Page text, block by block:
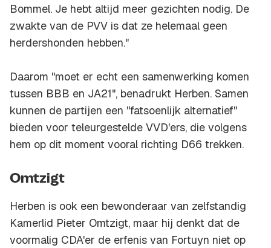
Bommel. Je hebt altijd meer gezichten nodig. De
zwakte van de PVV is dat ze helemaal geen
herdershonden hebben."
Daarom "moet er echt een samenwerking komen
tussen BBB en JA21", benadrukt Herben. Samen
kunnen de partijen een "fatsoenlijk alternatief"
bieden voor teleurgestelde VVD'ers, die volgens
hem op dit moment vooral richting D66 trekken.
Omtzigt
Herben is ook een bewonderaar van zelfstandig
Kamerlid Pieter Omtzigt, maar hij denkt dat de
voormalig CDA'er de erfenis van Fortuyn niet op